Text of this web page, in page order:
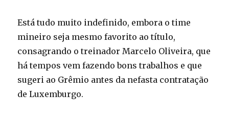
Está tudo muito indefinido, embora o time
mineiro seja mesmo favorito ao título,
consagrando o treinador Marcelo Oliveira, que
há tempos vem fazendo bons trabalhos e que
sugeri ao Grêmio antes da nefasta contratação
de Luxemburgo.